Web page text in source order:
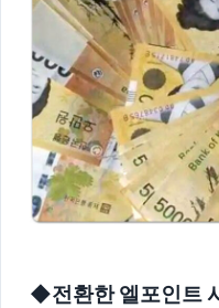
◆전환한 엘포인트